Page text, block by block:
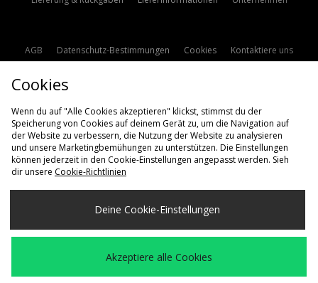
AGB Datenschutz-Bestimmungen Cookies
Kontaktiere uns
Lieferung Nach
Deutschland
Wir akzeptieren die folgenden Zahlungsmethoden
Cookies
Wenn du auf "Alle Cookies akzeptieren" klickst, stimmst du der
Speicherung von Cookies auf deinem Gerät zu, um die Navigation auf
der Website zu verbessern, die Nutzung der Website zu analysieren
und unsere Marketingbemühungen zu unterstützen. Die Einstellungen
können jederzeit in den Cookie-Einstellungen angepasst werden. Sieh
dir unsere Cookie-Richtlinien
Deine Cookie-Einstellungen
Akzeptiere alle Cookies